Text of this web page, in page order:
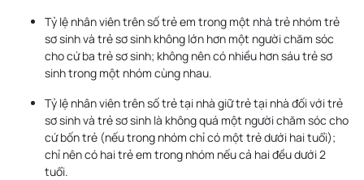
Tỷ lệ nhân viên trên số trẻ em trong một nhà trẻ nhóm trẻ
sơ sinh và trẻ sơ sinh không lớn hơn một người chăm sóc
cho cứ ba trẻ sơ sinh; không nên có nhiều hơn sáu trẻ sơ
sinh trong một nhóm cùng nhau.
Tỷ lệ nhân viên trên số trẻ tại nhà giữ trẻ tại nhà đối với trẻ
sơ sinh và trẻ sơ sinh là không quá một người chăm sóc cho
cứ bốn trẻ (nếu trong nhóm chỉ có một trẻ dưới hai tuổi);
chỉ nên có hai trẻ em trong nhóm nếu cả hai đều dưới 2
tuổi.